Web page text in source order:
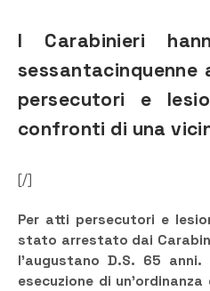
I Carabinieri
persecutori e
confronti di una
[/]
Per atti persecutori e
stato arrestato dai
l’augustano D.S. 65
esecuzione di